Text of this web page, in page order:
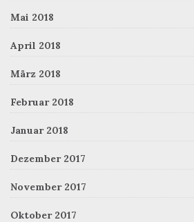
Mai 2018
April 2018
März 2018
Februar 2018
Januar 2018
Dezember 2017
November 2017
Oktober 2017